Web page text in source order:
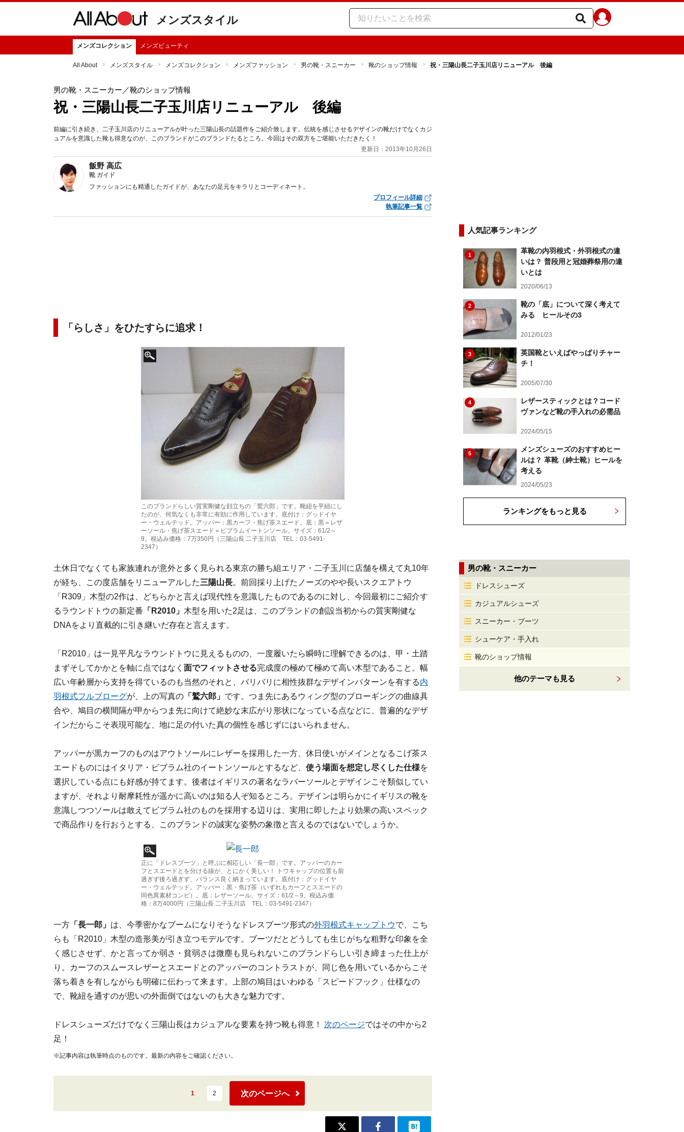
メンズスタイル
メンズコレクション メンズビューティ
All About メンズスタイル メンズコレクション メンズファッション 男の靴・スニーカー 靴のショップ情報 祝・三陽山長二子玉川店リニューアル 後編
男の靴・スニーカー ／靴のショップ情報
祝・三陽山長二子玉川店リニューアル 後編
前編に引き続き、二子玉川店のリニューアルが叶った三陽山長の話題作をご紹介致します。伝統を感じさせるデザインの靴だけでなくカジ
ュアルを意識した靴も得意なのが、このブランドがこのブランドたるところ。今回はその双方をご堪能いただきたく！
更新日：2013年10月26日
飯野 高広
靴 ガイド
ファッションにも精通したガイドが、あなたの足元をキラリとコーディネート。
プロフィール詳細
執筆記事一覧
「らしさ」をひたすらに追求！
このブランドらしい質実剛健な顔立ちの「鷲六郎」です。靴紐を平紐にし
たのが、何気なくも非常に有効に作用しています。底付け：グッドイヤ
ー・ウェルテッド。アッパー：黒カーフ・焦げ茶スエード。底：黒＝レザ
ーソール・焦げ茶スエード＝ビブラムイートンソール。サイズ：61/2～
9。税込み価格：7万350円（三陽山長 二子玉川店 TEL：03-5491-
2347）
土休日でなくても家族連れが意外と多く見られる東京の勝ち組エリア・二子玉川に店舗を構えて丸10年
が経ち、この度店舗をリニューアルした三陽山長。前回採り上げたノーズのやや長いスクエアトウ
「R309」木型の2作は、どちらかと言えば現代性を意識したものであるのに対し、今回最初にご紹介す
るラウンドトウの新定番 「R2010」 木型を用いた2足は、このブランドの創設当初からの質実剛健な
DNAをより直截的に引き継いだ存在と言えます。
「R2010」は一見平凡なラウンドトウに見えるものの、一度履いたら瞬時に理解できるのは、甲・土踏
まずそしてかかとを軸に点ではなく 面でフィットさせる完成度の極めて極めて高い木型であること。幅
広い年齢層から支持を得ているのも当然のそれと、バリバリに相性抜群なデザインパターンを有する内
羽根式フルブローグが、上の写真の 「鷲六郎」 です。つま先にあるウィング型のブローギングの曲線具
合や、鳩目の横間隔が甲からつま先に向けて絶妙な末広がり形状になっている点などに、普遍的なデザ
インだからこそ表現可能な、地に足の付いた真の個性を感じずにはいられません。
アッパーが黒カーフのものはアウトソールにレザーを採用した一方、休日使いがメインとなるこげ茶ス
エードものにはイタリア・ビブラム社のイートンソールとするなど、 使う場面を想定し尽くした仕様を
選択している点にも好感が持てます。後者はイギリスの著名なラバーソールとデザインこそ類似してい
ますが、それより耐摩耗性が遥かに高いのは知る人ぞ知るところ。デザインは明らかにイギリスの靴を
意識しつつソールは敢えてビブラム社のものを採用する辺りは、実用に即したより効果の高いスペック
で商品作りを行おうとする、このブランドの誠実な姿勢の象徴と言えるのではないでしょうか。
正に「ドレスブーツ」と呼ぶに相応しい「長一郎」です。アッパーのカー
フとスエードとを分ける線が、とにかく美しい！ トウキャップの位置も前
過ぎず後ろ過ぎず、バランス良く納まっています。底付け：グッドイヤ
ー・ウェルテッド。アッパー：黒・焦げ茶（いずれもカーフとスエードの
同色異素材コンビ）。底：レザーソール。サイズ：61/2～9。税込み価
格：8万4000円（三陽山長 二子玉川店 TEL：03-5491-2347）
一方 「長一郎」 は、今季密かなブームになりそうなドレスブーツ形式の外羽根式キャップトウで、こち
らも「R2010」木型の造形美が引き立つモデルです。ブーツだとどうしても生じがちな粗野な印象を全
く感じさせず、かと言ってか弱さ・貧弱さは微塵も見られないこのブランドらしい引き締まった仕上が
り。カーフのスムースレザーとスエードとのアッパーのコントラストが、同じ色を用いているからこそ
落ち着きを有しながらも明確に伝わって来ます。上部の鳩目はいわゆる「スピードフック」仕様なの
で、靴紐を通すのが思いの外面倒ではないのも大きな魅力です。
ドレスシューズだけでなく三陽山長はカジュアルな要素を持つ靴も得意！ 次のページではその中から2
足！
※記事内容は執筆時点のものです。最新の内容をご確認ください。
1 2 次のページへ
人気記事ランキング
1
革靴の内羽根式・外羽根式の違
いは？ 普段用と冠婚葬祭用の違
いとは
2020/06/13
2
靴の「底」について深く考えて
みる ヒールその3
2012/01/23
3
英国靴といえばやっぱりチャー
チ！
2005/07/30
4
レザースティックとは？コード
ヴァンなど靴の手入れの必需品
2024/05/15
5
メンズシューズのおすすめヒー
ルは？ 革靴（紳士靴）ヒールを
考える
2024/05/23
ランキングをもっと見る
男の靴・スニーカー
ドレスシューズ
カジュアルシューズ
スニーカー・ブーツ
シューケア・手入れ
靴のショップ情報
他のテーマも見る